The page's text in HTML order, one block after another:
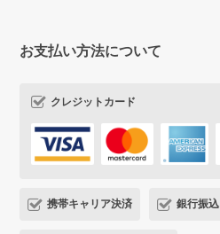
お支払い方法について
クレジットカード
携帯キャリア決済 銀行振込